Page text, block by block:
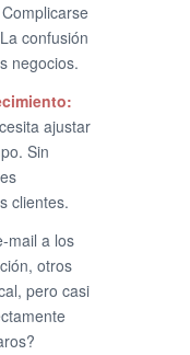
confusión
negocios.
ajustar
Sin
clientes.
mail a los
otros
pero casi